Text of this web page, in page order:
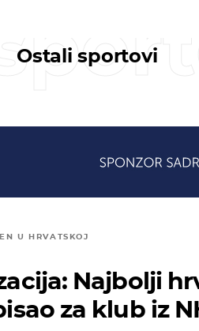
Ostali sportovi
U HRVATSKOJ
Najbolji
za klub iz